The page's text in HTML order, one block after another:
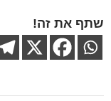
שתף את זה!